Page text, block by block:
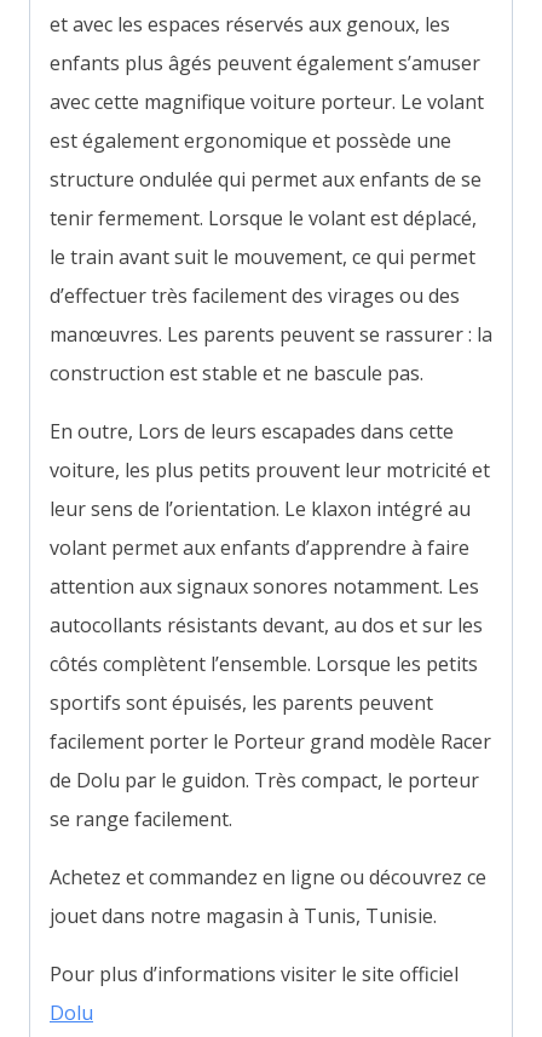
et avec les espaces réservés aux genoux, les
enfants plus âgés peuvent également s’amuser
avec cette magnifique voiture porteur. Le volant
est également ergonomique et possède une
structure ondulée qui permet aux enfants de se
tenir fermement. Lorsque le volant est déplacé,
le train avant suit le mouvement, ce qui permet
d’effectuer très facilement des virages ou des
manœuvres. Les parents peuvent se rassurer : la
construction est stable et ne bascule pas.
En outre, Lors de leurs escapades dans cette
voiture, les plus petits prouvent leur motricité et
leur sens de l’orientation. Le klaxon intégré au
volant permet aux enfants d’apprendre à faire
attention aux signaux sonores notamment. Les
autocollants résistants devant, au dos et sur les
côtés complètent l’ensemble. Lorsque les petits
sportifs sont épuisés, les parents peuvent
facilement porter le Porteur grand modèle Racer
de Dolu par le guidon. Très compact, le porteur
se range facilement.
Achetez et commandez en ligne ou découvrez ce
jouet dans notre magasin à Tunis, Tunisie.
Pour plus d’informations visiter le site officiel
Dolu